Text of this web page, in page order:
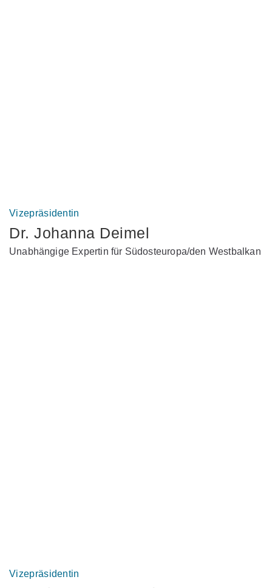
Vizepräsidentin
Dr. Johanna Deimel
Unabhängige Expertin für Südosteuropa/den Westbalkan
Vizepräsidentin